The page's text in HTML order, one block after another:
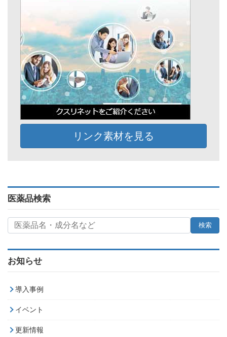
リンク素材を見る
医薬品検索
お知らせ
導入事例
イベント
更新情報